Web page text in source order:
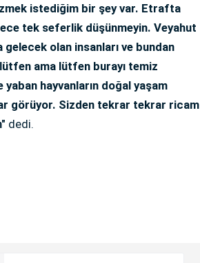
istediğim bir şey var. Etrafta
tek seferlik düşünmeyin. Veyahut
olan insanları ve bundan
ama lütfen burayı temiz
yaban hayvanların doğal yaşam
görüyor. Sizden tekrar tekrar ricam
dedi.